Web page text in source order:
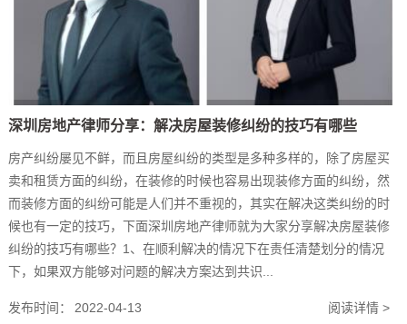
深圳房地产律师分享：解决房屋装修纠纷的技巧有哪些
房产纠纷屡见不鲜，而且房屋纠纷的类型是多种多样的，除了房屋买
卖和租赁方面的纠纷，在装修的时候也容易出现装修方面的纠纷，然
而装修方面的纠纷可能是人们并不重视的，其实在解决这类纠纷的时
候也有一定的技巧，下面深圳房地产律师就为大家分享解决房屋装修
纠纷的技巧有哪些？1、在顺利解决的情况下在责任清楚划分的情况
下，如果双方能够对问题的解决方案达到共识...
发布时间： 2022-04-13 阅读详情 >